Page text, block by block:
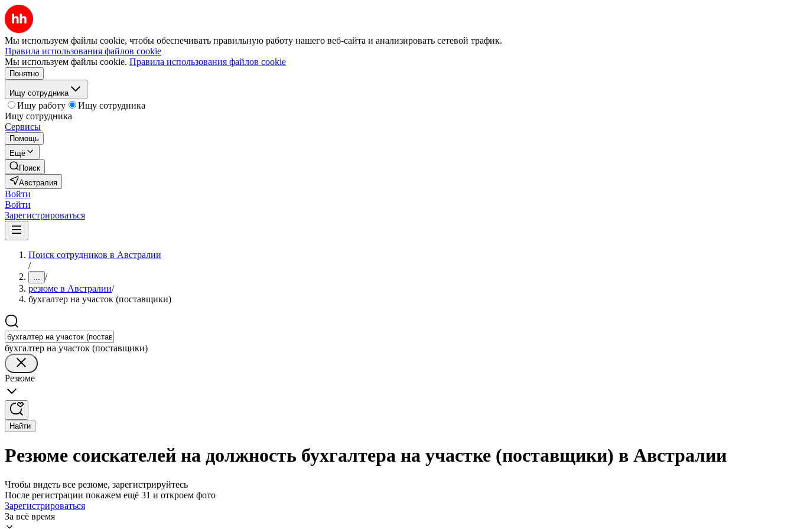
Мы используем файлы cookie, чтобы обеспечивать правильную работу нашего веб-сайта и анализировать сетевой трафик.
Правила использования файлов cookie
Мы используем файлы cookie. Правила использования файлов cookie
Понятно
Ищу сотрудника
Ищу работу
Ищу сотрудника
Ищу сотрудника
Сервисы
Помощь
Ещё
Поиск
Австралия
Войти
Войти
Зарегистрироваться
Поиск сотрудников в Австралии
/
... /
резюме в Австралии/
бухгалтер на участок (поставщики)
бухгалтер на участок (поставщики)
Резюме
Найти
Резюме соискателей на должность бухгалтера на участке (поставщики) в Австралии
Чтобы видеть все резюме, зарегистрируйтесь
После регистрации покажем ещё 31 и откроем фото
Зарегистрироваться
За всё время